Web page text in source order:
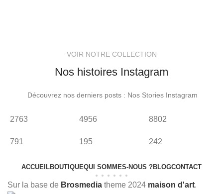
VOIR NOTRE COLLECTION
Nos histoires Instagram
Découvrez nos derniers posts : Nos Stories Instagram
2763
791
4956
195
8802
242
ACCUEILBOUTIQUEQUI SOMMES-NOUS ?BLOGCONTACT
Sur la base de Brosmedia theme 2024 maison d'art.